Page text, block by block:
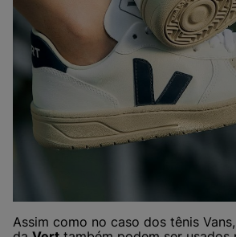
Assim como no caso dos tênis